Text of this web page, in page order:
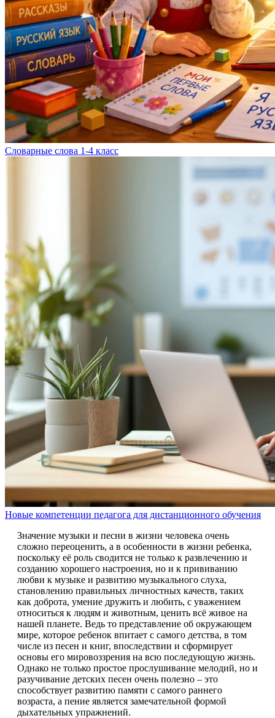
Словарные слова 1-4 класс
Новые компетенции педагога для дистанционного обучения
Значение музыки и песни в жизни человека очень
сложно переоценить, а в особенности в жизни ребенка,
поскольку её роль сводится не только к развлечению и
созданию хорошего настроения, но и к прививанию
любви к музыке и развитию музыкального слуха,
становлению правильных личностных качеств, таких
как доброта, умение дружить и любить, с уважением
относиться к людям и животным, ценить всё живое на
нашей планете. Ведь то представление об окружающем
мире, которое ребенок впитает с самого детства, в том
числе из песен и книг, впоследствии и сформирует
основы его мировоззрения на всю последующую жизнь.
Однако не только простое прослушивание мелодий, но и
разучивание детских песен очень полезно – это
способствует развитию памяти с самого раннего
возраста, а пение является замечательной формой
дыхательных упражнений.